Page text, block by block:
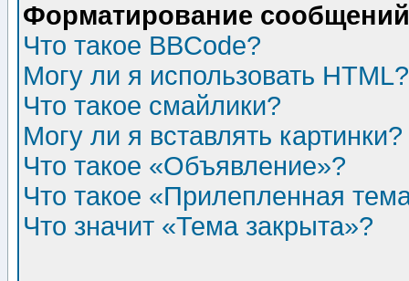
Форматирование
Что такое BBCode?
Могу ли я использовать HTML?
Что такое смайлики?
Могу ли я вставлять картинки?
Что такое «Объявление»?
Что такое «Прилепленная
Что значит «Тема закрыта»?